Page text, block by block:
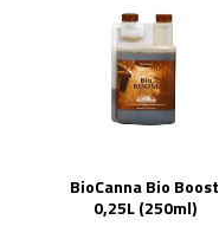
BioCanna Bio Boost
0,25L (250ml)